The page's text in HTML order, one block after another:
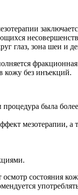
глаз, зона шеи и
фракционная
кожу без инъекций.
была
мезотерапии, а
осмотр состояния